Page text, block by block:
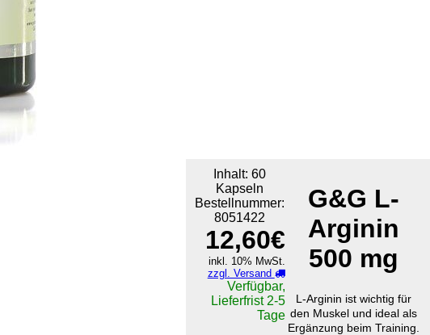
G&G L-
Arginin
500 mg
L-Arginin ist wichtig für
den Muskel und ideal als
Ergänzung beim Training.
Inhalt: 60
Kapseln
Bestellnummer:
8051422
12,60€
inkl. 10% MwSt.
zzgl. Versand
Verfügbar,
Lieferfrist 2-5
Tage